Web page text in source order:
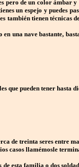
de un color
un espejo y puedes
tienen
en una nave bastante,
que pueden tener hasta
treinta seres entre
llamémosle
esta familia o dos